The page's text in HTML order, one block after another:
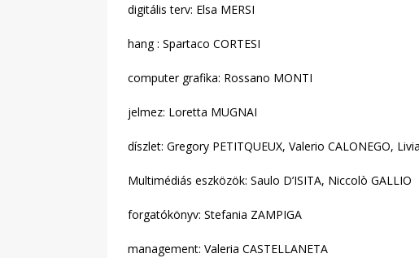
digitális terv: Elsa MERSI
hang : Spartaco CORTESI
computer grafika: Rossano MONTI
jelmez: Loretta MUGNAI
díszlet: Gregory PETITQUEUX, Valerio CALONEGO,
Multimédiás eszközök: Saulo D’ISITA, Niccolò GALLIO
forgatókönyv: Stefania ZAMPIGA
management: Valeria CASTELLANETA